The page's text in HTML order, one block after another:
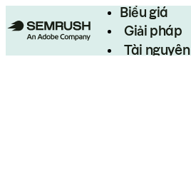
Biểu giá
Giải pháp
Tài nguyên